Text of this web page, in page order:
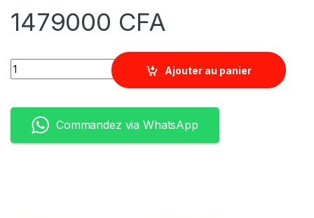
1479000 CFA
Quantity
Ajouter au panier
Commandez via WhatsApp